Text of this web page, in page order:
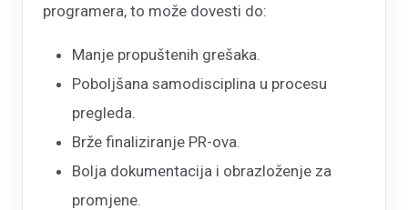
programera, to može dovesti do:
Manje propuštenih grešaka.
Poboljšana samodisciplina u procesu
pregleda.
Brže finaliziranje PR-ova.
Bolja dokumentacija i obrazloženje za
promjene.